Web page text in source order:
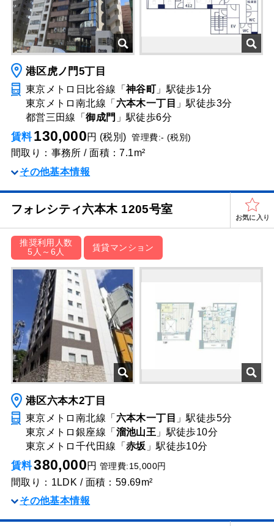
港区虎ノ門5丁目
東京メトロ日比谷線「 神谷町 」駅徒歩1分
東京メトロ南北線「 六本木一丁目 」駅徒歩3分
都営三田線「御成門 」駅徒歩6分
賃料130,000円 (税別)管理費:- (税別)
間取り：事務所 / 面積：7.1m²
その他基本情報
フォレシティ六本木 1205号室
お気に入り
推奨利用人数
5人～6人
賃貸マンション
港区六本木2丁目
東京メトロ南北線「 六本木一丁目 」駅徒歩5分
東京メトロ銀座線「 溜池山王 」駅徒歩10分
東京メトロ千代田線「 赤坂 」駅徒歩10分
賃料380,000円 管理費:15,000円
間取り：1LDK / 面積：59.69m²
その他基本情報